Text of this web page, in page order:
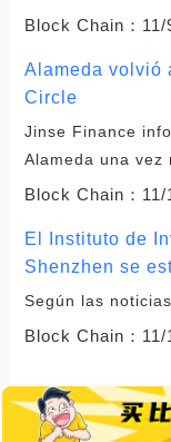
Block Chain：
Alameda volvió
Circle
Jinse Finance
Alameda una vez
Block Chain：
El Instituto de
Shenzhen se
Según las
Block Chain：